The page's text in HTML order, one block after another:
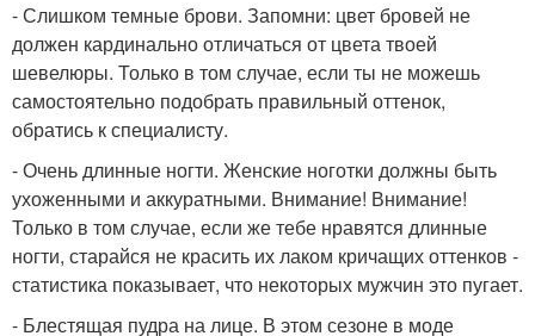
- Слишком темные брови. Запомни: цвет бровей не
должен кардинально отличаться от цвета твоей
шевелюры. Только в том случае, если ты не можешь
самостоятельно подобрать правильный оттенок,
обратись к специалисту.
- Очень длинные ногти. Женские ноготки должны быть
ухоженными и аккуратными. Внимание! Внимание!
Только в том случае, если же тебе нравятся длинные
ногти, старайся не красить их лаком кричащих оттенков -
статистика показывает, что некоторых мужчин это пугает.
- Блестящая пудра на лице. В этом сезоне в моде